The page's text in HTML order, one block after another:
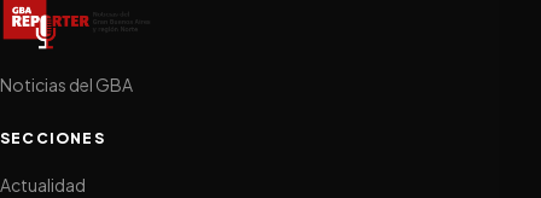
Noticias del GBA
SECCIONES
Actualidad